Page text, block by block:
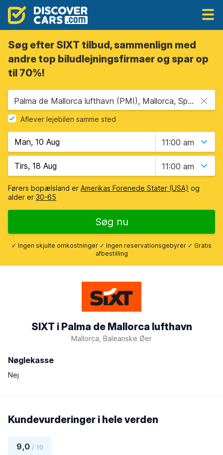
Søg efter SIXT tilbud, sammenlign med
andre top biludlejningsfirmaer og spar op
til 70%!
Palma de Mallorca lufthavn (PMI), Mallorca, Spanien - Baleariske Øer
Aflever lejebilen samme sted
11:00 am
11:00 am
Førers bopælsland er Amerikas Forenede Stater (USA) og
alder er 30-65
Søg nu
✓ Ingen skjulte omkostninger ✓ Ingen reservationsgebyrer ✓ Gratis
afbestilling
SIXT i Palma de Mallorca lufthavn
Mallorca, Baleariske Øer
Nøglekasse
Nej
Kundevurderinger i hele verden
9,0 / 10